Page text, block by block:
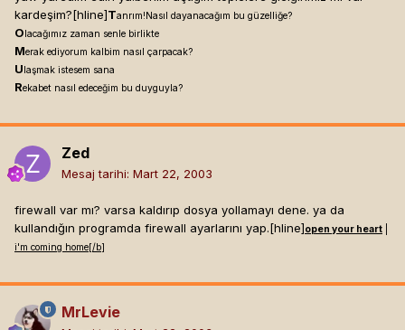
kardeşim?[hline]Tanrım!Nasıl dayanacağım bu güzelliğe?
O lacağımız zaman senle birlikte
Merak ediyorum kalbim nasıl çarpacak?
U laşmak istesem sana
Rekabet nasıl edeceğim bu duyguyla?
Zed
Mesaj tarihi: Mart 22, 2003
firewall var mı? varsa kaldırıp dosya yollamayı dene. ya da
kullandığın programda firewall ayarlarını yap.[hline]open your heart
i'm coming home[/b]
MrLevie